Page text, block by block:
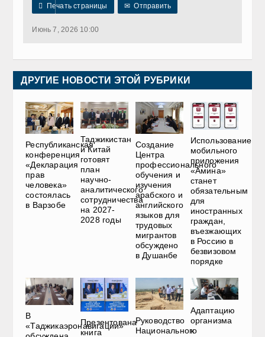
 Печать страницы ✉ Отправить
Июнь 7, 2026 10:00
ДРУГИЕ НОВОСТИ ЭТОЙ РУБРИКИ
Республиканская
конференция
«Декларация
прав
человека»
состоялась
в Варзобе
Таджикистан
и Китай
готовят
план
научно-
аналитического
сотрудничества
на 2027-
2028 годы
Создание
Центра
профессионального
обучения и
изучения
арабского и
английского
языков для
трудовых
мигрантов
обсуждено
в Душанбе
Использование
мобильного
приложения
«Амина»
станет
обязательным
для
иностранных
граждан,
въезжающих
в Россию в
безвизовом
порядке
В
«Таджикаэронавигации»
Презентована
книга
Руководство
Национального
Адаптацию
организма
к